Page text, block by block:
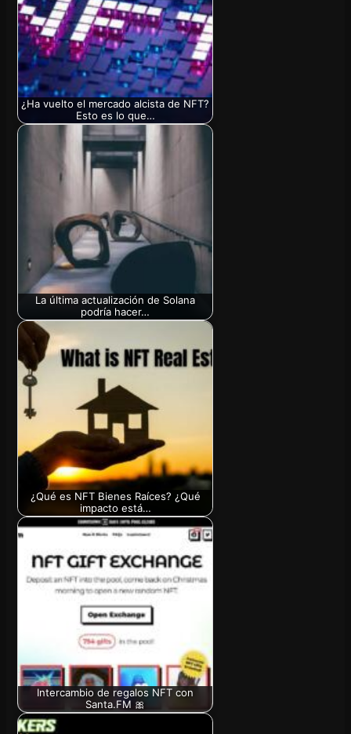
¿Ha vuelto el mercado alcista de NFT?
Esto es lo que…
La última actualización de Solana
podría hacer…
¿Qué es NFT Bienes Raíces? ¿Qué
impacto está…
Intercambio de regalos NFT con
Santa.FM 🎀